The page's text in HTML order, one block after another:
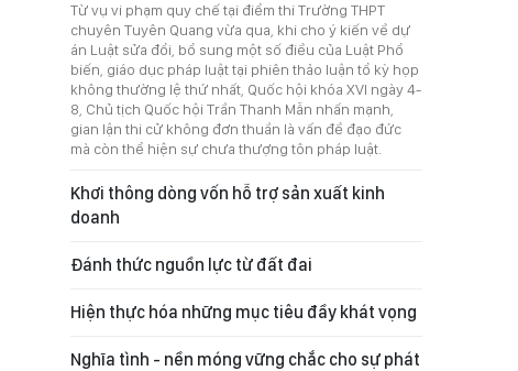
Từ vụ vi phạm quy chế tại điểm thi Trường THPT
chuyên Tuyên Quang vừa qua, khi cho ý kiến về dự
án Luật sửa đổi, bổ sung một số điều của Luật Phổ
biến, giáo dục pháp luật tại phiên thảo luận tổ kỳ họp
không thường lệ thứ nhất, Quốc hội khóa XVI ngày 4-
8, Chủ tịch Quốc hội Trần Thanh Mẫn nhấn mạnh,
gian lận thi cử không đơn thuần là vấn đề đạo đức
mà còn thể hiện sự chưa thượng tôn pháp luật.
Khơi thông dòng vốn hỗ trợ sản xuất kinh
doanh
Đánh thức nguồn lực từ đất đai
Hiện thực hóa những mục tiêu đầy khát vọng
Nghĩa tình - nền móng vững chắc cho sự phát